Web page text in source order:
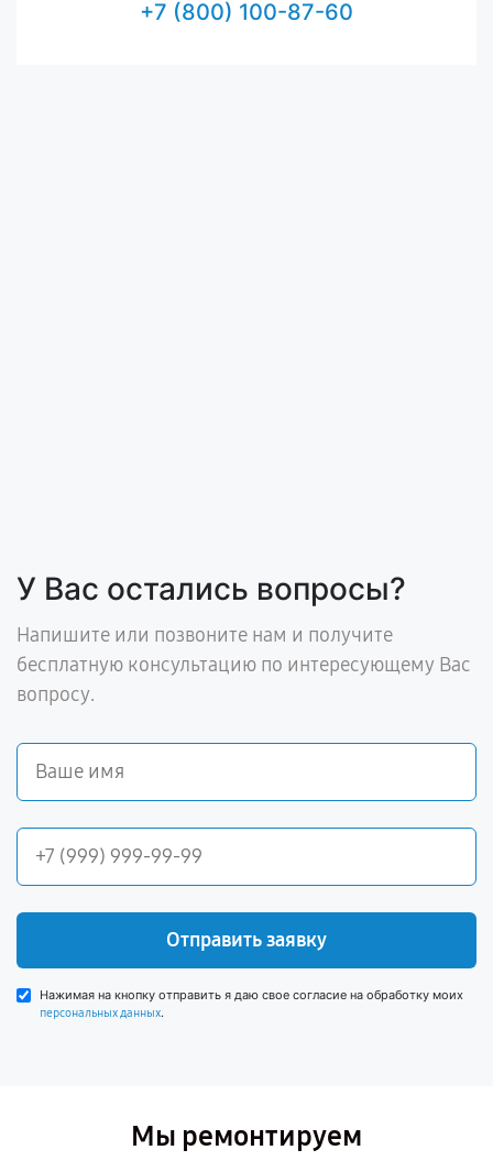
+7 (800) 100-87-60
У Вас остались вопросы?
Напишите или позвоните нам и получите
бесплатную консультацию по интересующему Вас
вопросу.
Отправить заявку
Нажимая на кнопку отправить я даю свое согласие на обработку моих
персональных данных.
Мы ремонтируем